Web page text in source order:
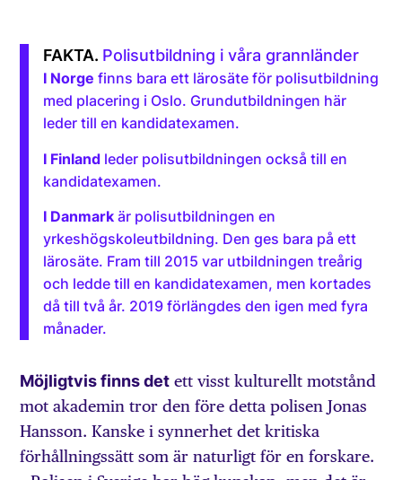
Polisutbildning i våra grannländer
I Norge finns bara ett lärosäte för polisutbildning
med placering i Oslo. Grundutbildningen här
leder till en kandidatexamen.
I Finland leder polisutbildningen också till en
kandidatexamen.
I Danmark är polisutbildningen en
yrkeshögskoleutbildning. Den ges bara på ett
lärosäte. Fram till 2015 var utbildningen treårig
och ledde till en kandidatexamen, men kortades
då till två år. 2019 förlängdes den igen med fyra
månader.
Möjligtvis finns det ett visst kulturellt motstånd
mot akademin tror den före detta polisen Jonas
Hansson. Kanske i synnerhet det kritiska
förhållningssätt som är naturligt för en forskare.